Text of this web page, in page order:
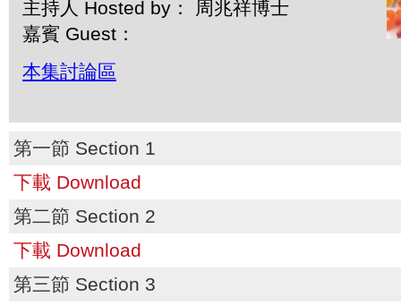
主持人 Hosted by： 周兆祥博士
嘉賓 Guest：
本集討論區
第一節 Section 1
下載 Download
第二節 Section 2
下載 Download
第三節 Section 3